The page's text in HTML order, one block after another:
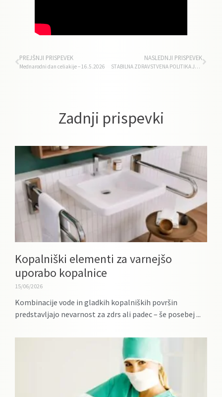
PREJŠNJI PRISPEVEK
Mednarodni dan celiakije – 16.5.2026
NASLEDNJI PRISPEVEK
STABILNA ZDRAVSTVENA POLITIKA JE TEMELJ VZDRŽNEGA ZDRAVSTVENEGA SISTEMA
Zadnji prispevki
Kopalniški elementi za varnejšo
uporabo kopalnice
15/06/2026
Kombinacije vode in gladkih kopalniških površin
predstavljajo nevarnost za zdrs ali padec – še posebej